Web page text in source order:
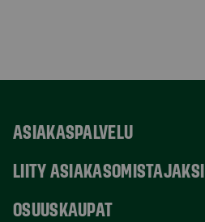
ASIAKASPALVELU
LIITY ASIAKASOMISTAJAKSI
OSUUSKAUPAT